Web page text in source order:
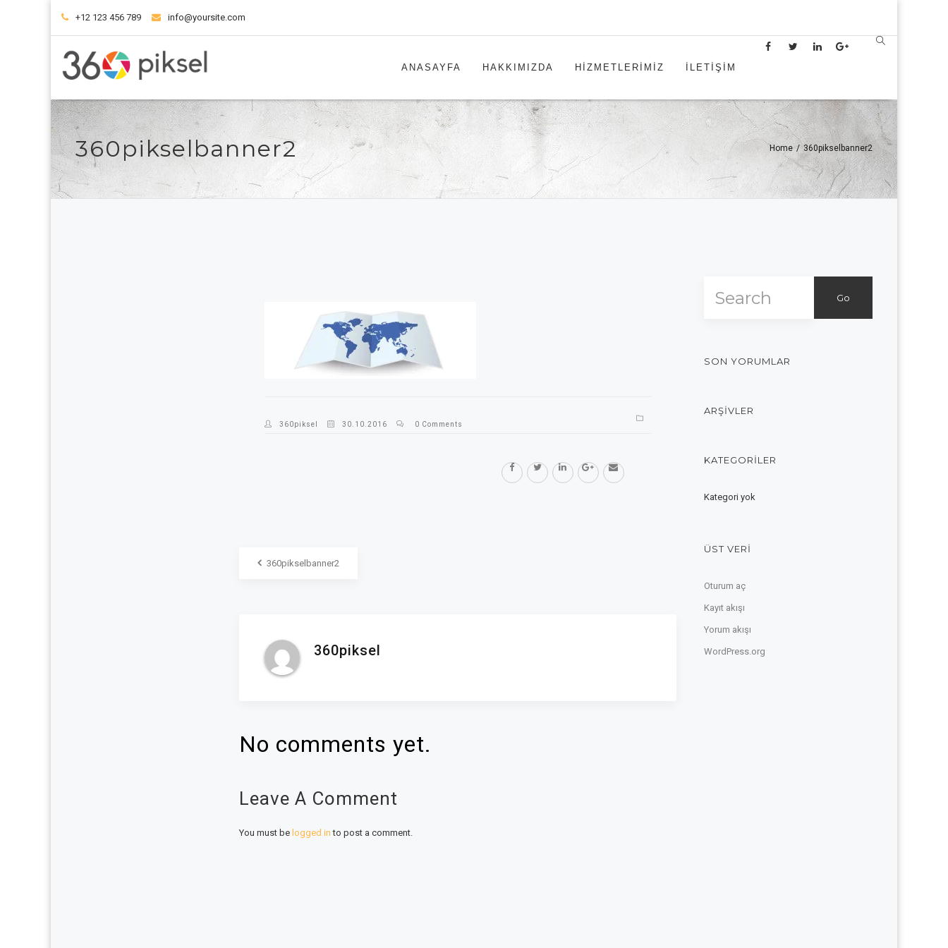
+12 123 456 789 info@yoursite.com
ANASAYFA HAKKIMIZDA HİZMETLERİMİZ İLETİŞİM
360pikselbanner2 Home / 360pikselbanner2
360piksel 30.10.2016 0 Comments
360pikselbanner2
360piksel
No comments yet.
Leave A Comment
You must be logged in to post a comment.
Go
SON YORUMLAR
ARŞIVLER
KATEGORILER
Kategori yok
ÜST VERI
Oturum aç
Kayıt akışı
Yorum akışı
WordPress.org